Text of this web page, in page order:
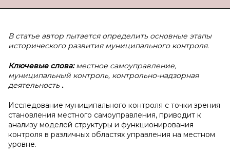
В статье автор пытается определить основные этапы
исторического развития муниципального контроля.
Ключевые слова:местное самоуправление,
муниципальный контроль, контрольно-надзорная
деятельность .
Исследование муниципального контроля с точки зрения
становления местного самоуправления, приводит к
анализу моделей структуры и функционирования
контроля в различных областях управления на местном
уровне.